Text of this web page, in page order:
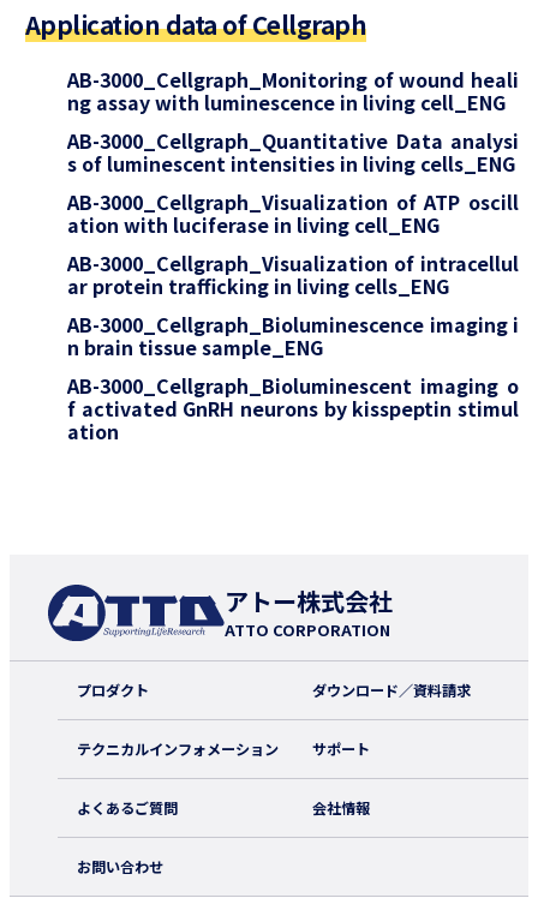
Application data of Cellgraph
AB-3000_Cellgraph_Monitoring of wound heali
ng assay with luminescence in living cell_ENG
AB-3000_Cellgraph_Quantitative Data analysi
s of luminescent intensities in living cells_ENG
AB-3000_Cellgraph_Visualization of ATP oscill
ation with luciferase in living cell_ENG
AB-3000_Cellgraph_Visualization of intracellul
ar protein trafficking in living cells_ENG
AB-3000_Cellgraph_Bioluminescence imaging i
n brain tissue sample_ENG
AB-3000_Cellgraph_Bioluminescent imaging o
f activated GnRH neurons by kisspeptin stimul
ation
アトー株式会社
ATTO CORPORATION
プロダクト ダウンロード／資料請求
テクニカルインフォメーション サポート
よくあるご質問 会社情報
お問い合わせ